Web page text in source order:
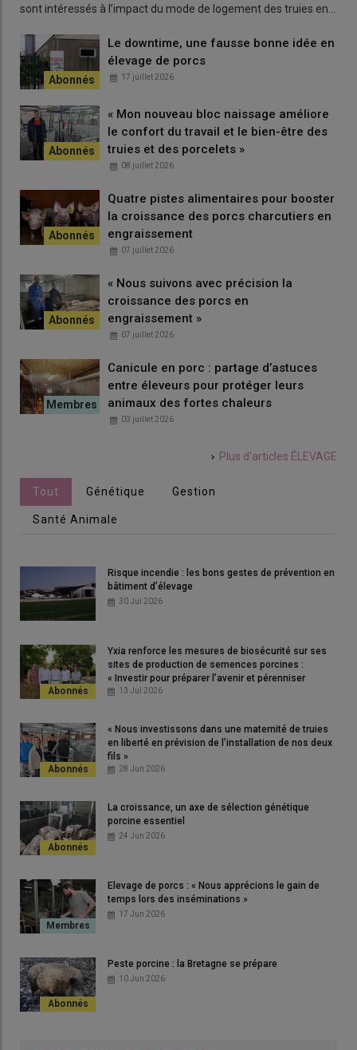
sont intéressés à l’impact du mode de logement des truies en…
Le downtime, une fausse bonne idée en
élevage de porcs
17 juillet 2026
« Mon nouveau bloc naissage améliore
le confort du travail et le bien-être des
truies et des porcelets »
08 juillet 2026
Quatre pistes alimentaires pour booster
la croissance des porcs charcutiers en
engraissement
07 juillet 2026
« Nous suivons avec précision la
croissance des porcs en
engraissement »
07 juillet 2026
Canicule en porc : partage d’astuces
entre éleveurs pour protéger leurs
animaux des fortes chaleurs
03 juillet 2026
Plus d'articles ÉLEVAGE
Tout Génétique Gestion
Santé Animale
Risque incendie : les bons gestes de prévention en
bâtiment d’élevage
30 Jul 2026
Yxia renforce les mesures de biosécurité sur ses
sites de production de semences porcines :
« Investir pour préparer l’avenir et pérenniser
l’outil »
13 Jul 2026
« Nous investissons dans une maternité de truies
en liberté en prévision de l’installation de nos deux
fils »
28 Jun 2026
La croissance, un axe de sélection génétique
porcine essentiel
24 Jun 2026
Elevage de porcs : « Nous apprécions le gain de
temps lors des inséminations »
17 Jun 2026
Peste porcine : la Bretagne se prépare
10 Jun 2026